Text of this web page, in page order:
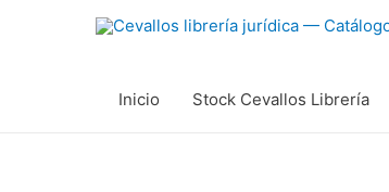
Inicio
Stock Cevallos Librería